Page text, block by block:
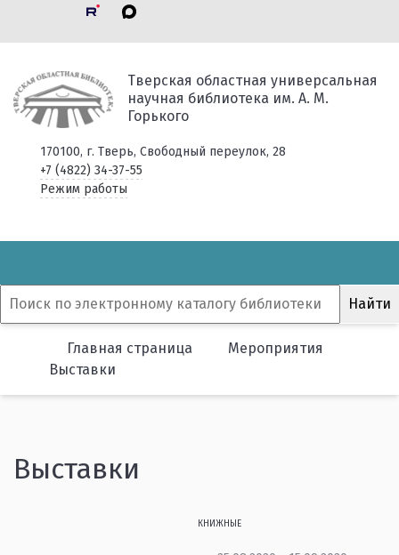
Тверская областная универсальная
научная библиотека им. А. М.
Горького
170100, г. Тверь, Свободный переулок, 28
+7 (4822) 34-37-55
Режим работы
Главная страница
Мероприятия
Выставки
Выставки
КНИЖНЫЕ